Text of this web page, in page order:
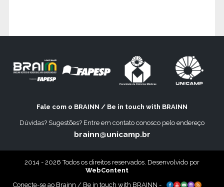
Fale com o BRAINN / Be in touch with BRAINN
Dúvidas? Sugestões? Entre em contato conosco pelo endereço
brainn@unicamp.br
2014 - 2026 Todos os direitos reservados. Desenvolvido por
WebContent
Conecte-se ao Brainn / Be in touch with BRAINN -